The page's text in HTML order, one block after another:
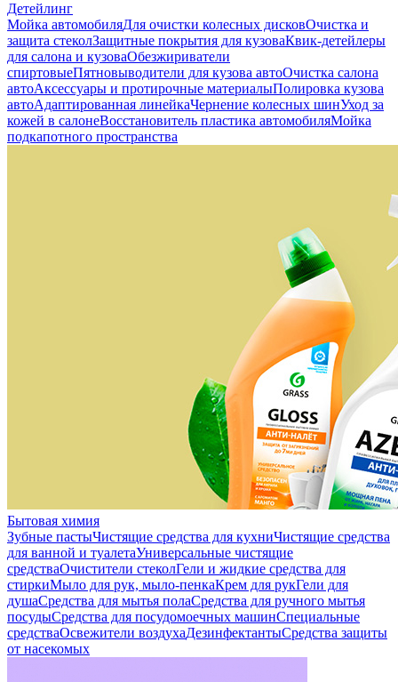
Детейлинг
Мойка автомобиляДля очистки колесных дисковОчистка и
защита стеколЗащитные покрытия для кузоваКвик-детейлеры
для салона и кузоваОбезжириватели
спиртовыеПятновыводители для кузова автоОчистка салона
автоАксессуары и протирочные материалыПолировка кузова
автоАдаптированная линейкаЧернение колесных шинУход за
кожей в салонеВосстановитель пластика автомобиляМойка
подкапотного пространства
Бытовая химия
Зубные пастыЧистящие средства для кухниЧистящие средства
для ванной и туалетаУниверсальные чистящие
средстваОчистители стеколГели и жидкие средства для
стиркиМыло для рук, мыло-пенкаКрем для рукГели для
душаСредства для мытья полаСредства для ручного мытья
посудыСредства для посудомоечных машинСпециальные
средстваОсвежители воздухаДезинфектантыСредства защиты
от насекомых